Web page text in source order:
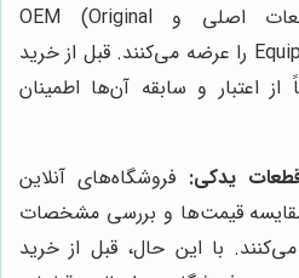
شرکت‌ها معمولاً قطعات اصلی و OEM (Original
Equipment Manufacturer) را عرضه می‌کنند. قبل از خرید
اعتبار و سابقه آن‌ها اطمینان
یدکی: فروشگاه‌های آنلاین
قیمت‌ها و بررسی مشخصات
با این حال، قبل از خرید